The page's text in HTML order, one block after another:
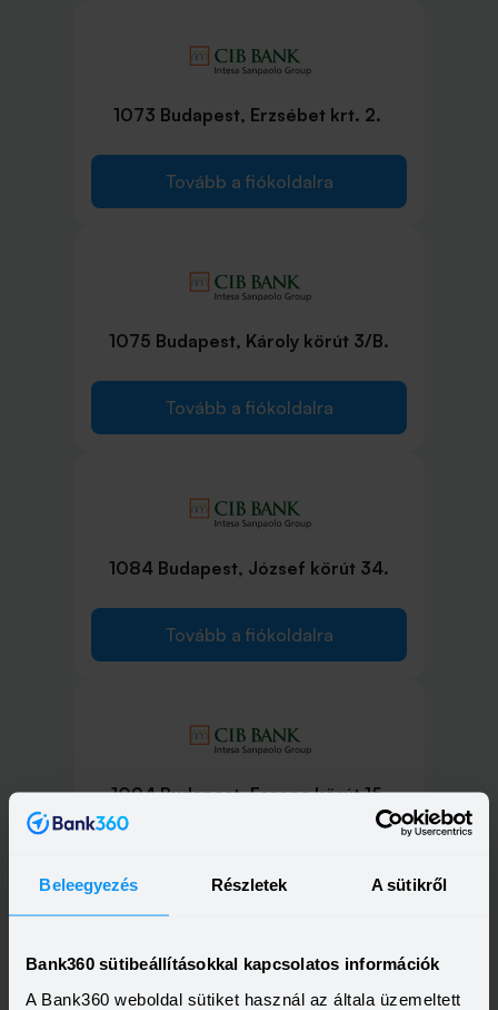
Beleegyezés Részletek A sütikről
Bank360 sütibeállításokkal kapcsolatos információk
A Bank360 weboldal sütiket használ az általa üzemeltett
1073 Budapest, Erzsébet krt. 2.
Tovább a fiókoldalra
1075 Budapest, Károly körút 3/B.
Tovább a fiókoldalra
1084 Budapest, József körút 34.
Tovább a fiókoldalra
1094 Budapest, Ferenc körút 15.